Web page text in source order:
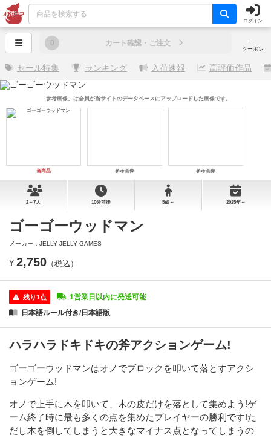
ログイン
─
クーポン
0 カート確認・ご注文
セール特集 ランキング 入荷速報 高評価作品
当商品 参考画像 参考画像
「参考画像」は会員が当サイトのデータベースにアップロードした画像です。
2～7人 10分前後 5歳～ 2025年～
ゴーゴーウッドマン
メーカー：JELLY JELLY GAMES
¥ 2,750 （税込）
残り1点
1営業日以内に発送可能
日本語ルール付き/日本語版
ハラハラドキドキの斧アクションゲーム!
ゴーゴーウッドマンはオノでブロックを叩いて落とすアクシ
ョンゲーム!
オノで上手に木を叩いて、木の皮だけを落として集めよう!ゲ
ーム終了時に最も多くの点を集めたプレイヤーの勝利です!た
だし木を倒してしまうと大きなマイナス点となってしまうの